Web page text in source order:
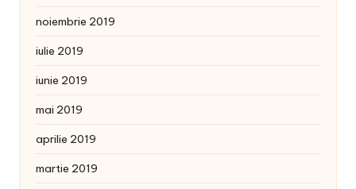
noiembrie 2019
iulie 2019
iunie 2019
mai 2019
aprilie 2019
martie 2019